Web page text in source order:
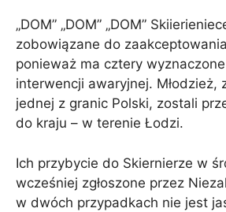
„DOM” „DOM” „DOM”
zobowiązane do
ponieważ ma cztery
interwencji awaryjnej. Młodzież,
jednej z granic Polski, zostali
do kraju – w terenie Łodzi.
Ich przybycie do Skiernierze w
wcześniej zgłoszone przez
w dwóch przypadkach nie jest